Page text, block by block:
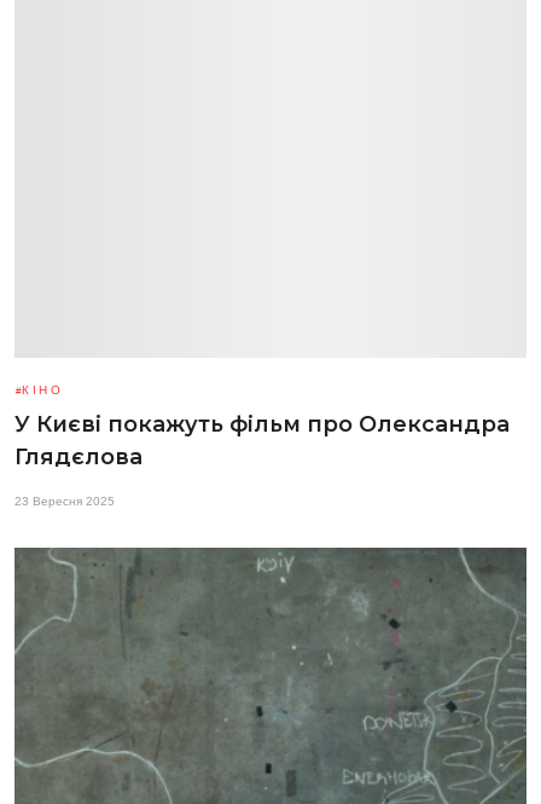
КІНО
У Києві покажуть фільм про Олександра
Глядєлова
23 Вересня 2025